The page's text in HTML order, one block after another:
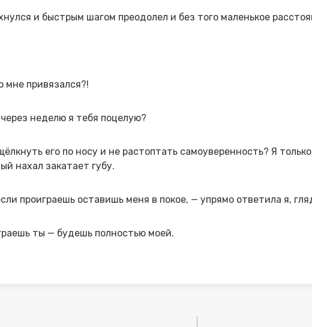
и быстрым шагом преодолел и без того маленькое
мне привязался?!
неделю я тебя поцелую?
его по носу и не растоптать самоуверенность? Я
нахал закатает губу.
проиграешь оставишь меня в покое, — упрямо ответила я,
ты — будешь полностью моей.